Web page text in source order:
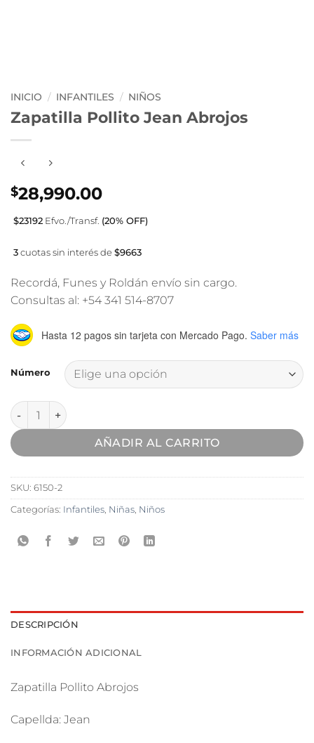
INICIO / INFANTILES / NIÑOS
Zapatilla Pollito Jean Abrojos
$28,990.00
$23192 Efvo./Transf. (20% OFF)
3cuotas sin interés de $9663
Recordá, Funes y Roldán envío sin cargo.
Consultas al: +54 341 514-8707
Hasta 12 pagos sin tarjeta con Mercado Pago. Saber más
Número
Zapatilla Pollito Jean Abrojos cantidad
AÑADIR AL CARRITO
SKU: 6150-2
Categorías: Infantiles Niñas Niños
DESCRIPCIÓN
INFORMACIÓN ADICIONAL
Zapatilla Pollito Abrojos
Capellda: Jean